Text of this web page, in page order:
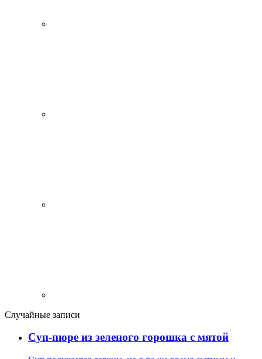
Случайные записи
Суп-пюре из зеленого горошка с мятой